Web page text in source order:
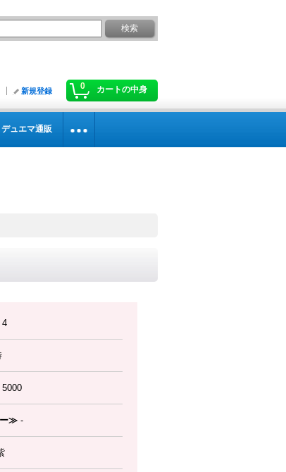
0 カートの中身
新規登録
デュエマ通販
4
5000
≫ -